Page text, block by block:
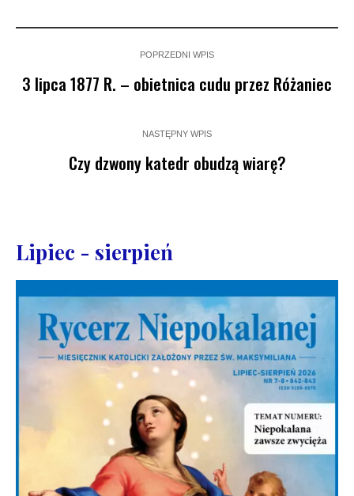
POPRZEDNI WPIS
3 lipca 1877 R. – obietnica cudu przez Różaniec
NASTĘPNY WPIS
Czy dzwony katedr obudzą wiarę?
Lipiec - sierpień